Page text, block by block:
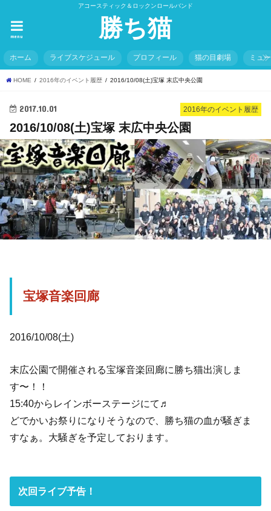
アコースティック＆ロックンロールバンド
勝ち猫
menu
ホーム ライブスケジュール プロフィール 猫の目劇場 ミュ
HOME 2016年のイベント履歴 2016/10/08(土)宝塚 末広中央公園
2016年のイベント履歴
2017.10.01
2016/10/08(土)宝塚 末広中央公園
宝塚音楽回廊
2016/10/08(土)
末広公園で開催される宝塚音楽回廊に勝ち猫出演しま
す〜！！
15:40からレインボーステージにて♬
どでかいお祭りになりそうなので、勝ち猫の血が騒ぎま
すなぁ。大騒ぎを予定しております。
次回ライブ予告！